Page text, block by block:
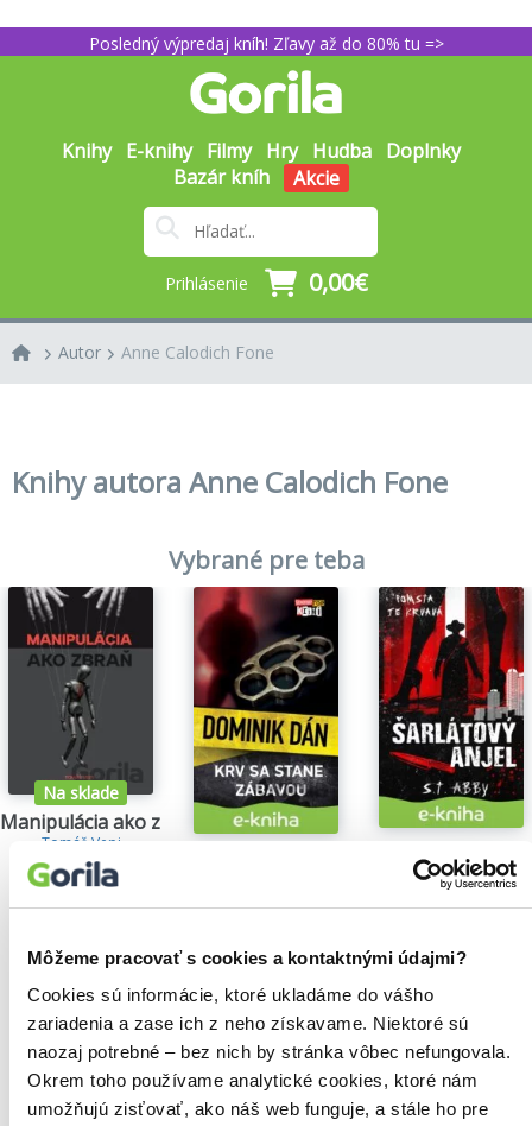
Môžeme pracovať s cookies a kontaktnými údajmi?
Cookies sú informácie, ktoré ukladáme do vášho
zariadenia a zase ich z neho získavame. Niektoré sú
naozaj potrebné – bez nich by stránka vôbec nefungovala.
Okrem toho používame analytické cookies, ktoré nám
umožňujú zisťovať, ako náš web funguje, a stále ho pre
Posledný výpredaj kníh! Zľavy až do 80% tu =>
Knihy E-knihy Filmy Hry Hudba Doplnky
Bazár kníh
Akcie
Prihlásenie 0,00€
Autor Anne Calodich Fone
Knihy autora Anne Calodich Fone
Vybrané pre teba
Na sklade
Manipulácia ako zbraň
Tomáš Vepi
15,79€
14,35€
Šarlátový anjel
S.T. Abby
5,84€
Našli sme0titulov
Zoradiť podľa:
Filtrovať